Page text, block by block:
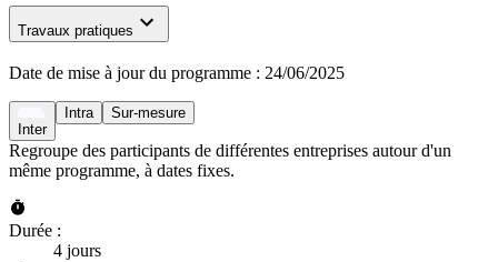
Travaux pratiques
Date de mise à jour du programme : 24/06/2025
Inter
Intra Sur-mesure
Regroupe des participants de différentes entreprises autour d'un
même programme, à dates fixes.
Durée :
4 jours